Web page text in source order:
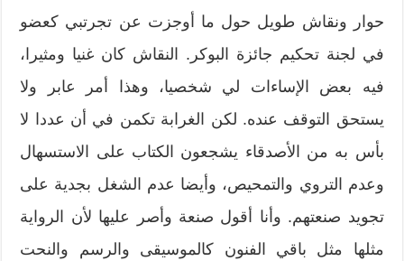
حوار ونقاش طويل حول ما أوجزت عن تجرتبي كعضو
في لجنة تحكيم جائزة البوكر. النقاش كان غنيا ومثيرا،
فيه بعض الإساءات لي شخصيا، وهذا أمر عابر ولا
يستحق التوقف عنده. لكن الغرابة تكمن في أن عددا لا
بأس به من الأصدقاء يشجعون الكتاب على الاستسهال
وعدم التروي والتمحيص، وأيضا عدم الشغل بجدية على
تجويد صنعتهم. وأنا أقول صنعة وأصر عليها لأن الرواية
مثلها مثل باقي الفنون كالموسيقى والرسم والنحت